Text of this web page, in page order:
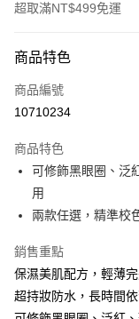
超取滿NT$499免運
信用卡一次付款
超商取貨付款
Apple Pay
街口支付
ATM付款
商品特色
商品編號
10710234
商品特色
可修飾黑眼圈、泛
用
兩款任選，精準校
銷售重點
保濕美肌配方，輕薄
超持妝防水，長時間